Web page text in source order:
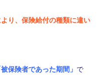
り、保険給付の種類に違い
保険者であった期間」 で